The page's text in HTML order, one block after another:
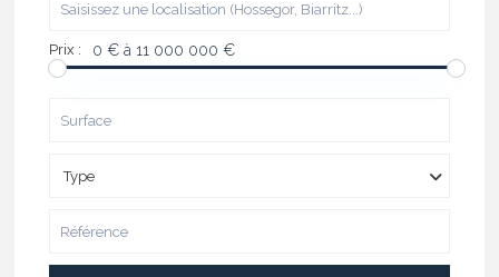
Prix : 0 € à 11 000 000 €
Type